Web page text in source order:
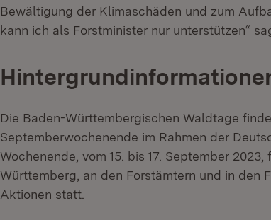
Bewältigung der Klimaschäden und zum
kann ich als Forstminister nur unterstützen“
Die Baden-Württembergischen Waldtage
Septemberwochenende im Rahmen der
Wochenende, vom 15. bis 17. September
Württemberg, an den Forstämtern und in den
Aktionen statt.